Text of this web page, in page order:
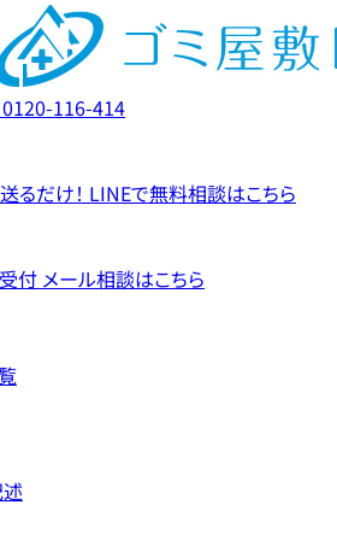
0120-116-414
るだけ！ LINEで無料相談はこちら
付 メール相談はこちら